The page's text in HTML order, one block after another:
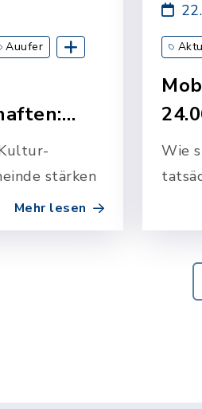
stärken
Auufer
Moordiek
Mehr lesen
Wie
im